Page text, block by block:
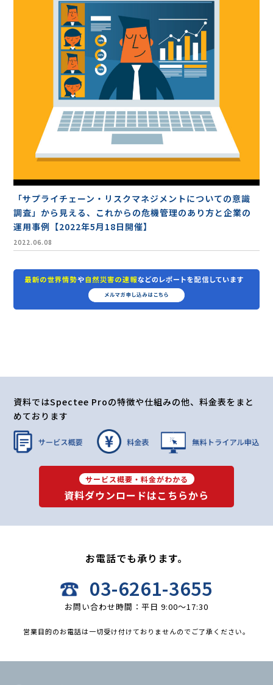
「サプライチェーン・リスクマネジメントについての意識
調査」から見える、これからの危機管理のあり方と企業の
運用事例【2022年5月18日開催】
2022.06.08
資料ではSpectee Proの特徴や仕組みの他、料金表をまと
めております
サービス概要・料金がわかる
資料ダウンロードはこちらから
お電話でも承ります。
03-6261-3655
お問い合わせ時間：平日 9:00〜17:30
営業目的のお電話は一切受け付けておりませんのでご了承ください。